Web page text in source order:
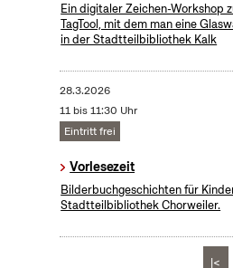
Ein digitaler Zeichen-Workshop
TagTool, mit dem man eine
in der Stadtteilbibliothek Kalk
28.3.2026
11 bis 11:30 Uhr
Eintritt frei
Vorlesezeit
Bilderbuchgeschichten für
Stadtteilbibliothek Chorweiler.
|<